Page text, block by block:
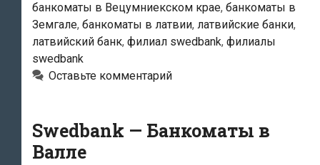
банкоматы в Вецумниекском крае, банкоматы в
Земгале, банкоматы в латвии, латвийские банки,
латвийский банк, филиал swedbank, филиалы
swedbank
Оставьте комментарий
Swedbank — Банкоматы в
Валле